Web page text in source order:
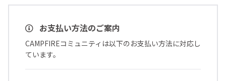
お支払い方法のご案内
CAMPFIREコミュニティは以下のお支払い方法に対応し
ています。